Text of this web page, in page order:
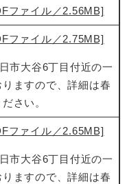
ファイル／2.56MB]
ファイル／2.75MB]
市大谷6丁目付近の一
ますので、詳細は春
さい。
ファイル／2.65MB]
市大谷6丁目付近の一
ますので、詳細は春